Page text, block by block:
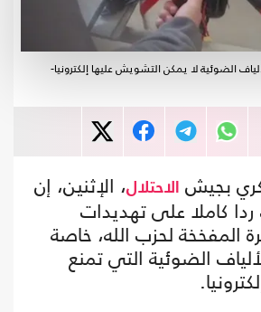
الضوئية لا يمكن التشويش عليها إلكترونيا-
بجيش الاحتلال، الإثنين، إن
كاملا على تهديدات
المفخخة لحزب الله، خاصة
الضوئية التي تمنع